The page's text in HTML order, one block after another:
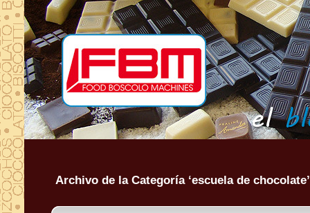
Archivo de la Categoría ‘escuela de chocolate’